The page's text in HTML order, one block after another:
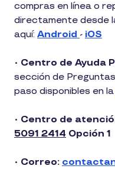
compras en línea o
directamente desde
aquí: Android - iOS
• Centro de Ayuda
sección de
paso disponibles en la
• Centro de
5091 2414 Opción 1
• Correo: